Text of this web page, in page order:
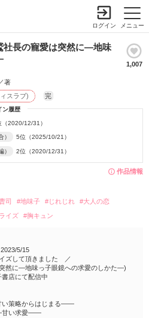
メニュー
ログイン
社長の寵愛は突然に―地味
1,007
作品情報
ン履歴
（2020/12/31）
） 5位（2025/10/21）
） 2位（2020/12/31）
スラブ) 完
著
司 #地味子 #じれじれ
#大人の恋
イズ #胸キュン
2023/5/15
ズして頂きました ／
然に—地味っ子眼鏡への求愛のしかた—)
書店にて配信中
策略からはじまる――
い求愛――